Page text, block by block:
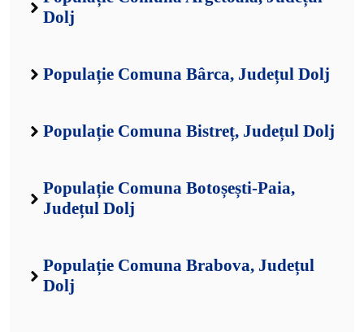
Dolj
Populație Comuna Bârca, Județul Dolj
Populație Comuna Bistreț, Județul Dolj
Populație Comuna Botoșești-Paia,
Județul Dolj
Populație Comuna Brabova, Județul
Dolj